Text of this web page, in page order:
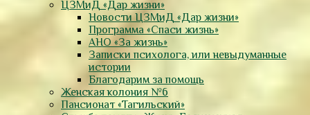
ЦЗМиД «Дар жизни»
Новости ЦЗМиД «Дар жизни»
Программа «Спаси жизнь»
АНО «За жизнь»
Записки психолога, или невыдуманные
истории
Благодарим за помощь
Женская колония №6
Пансионат «Тагильский»